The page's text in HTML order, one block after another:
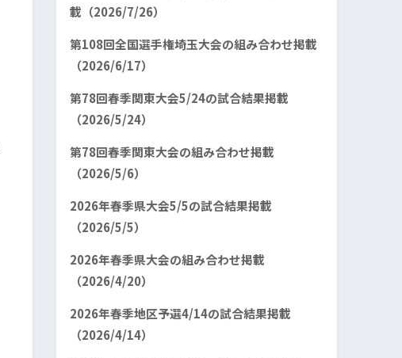
載（2026/7/26）
第108回全国選手権埼玉大会の組み合わせ掲載
（2026/6/17）
第78回春季関東大会5/24の試合結果掲載
（2026/5/24）
第78回春季関東大会の組み合わせ掲載
（2026/5/6）
2026年春季県大会5/5の試合結果掲載
（2026/5/5）
2026年春季県大会の組み合わせ掲載
（2026/4/20）
2026年春季地区予選4/14の試合結果掲載
（2026/4/14）